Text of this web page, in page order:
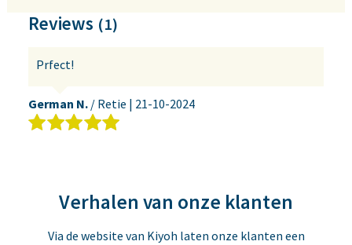
Reviews (1)
Prfect!
German N. / Retie | 21-10-2024
Verhalen van onze klanten
Via de website van Kiyoh laten onze klanten een